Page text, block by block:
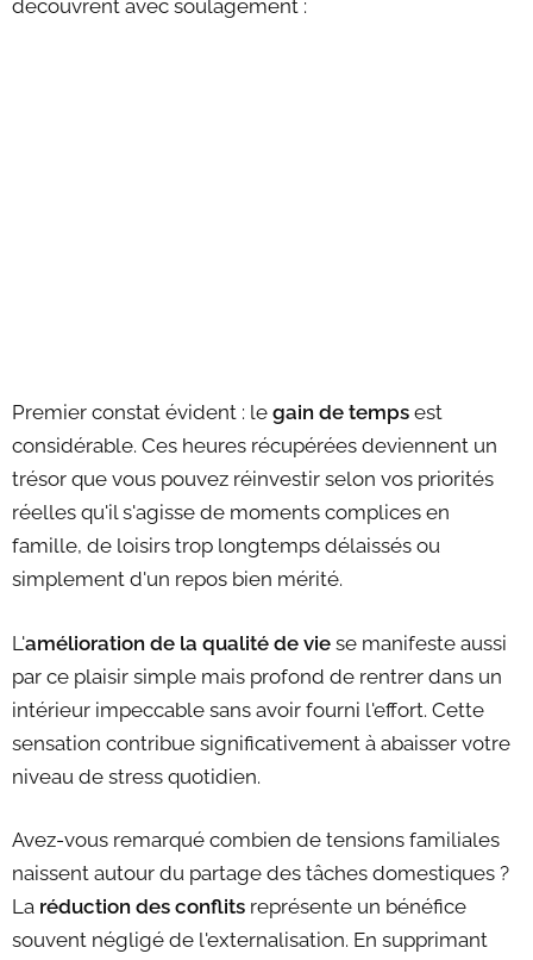
découvrent avec soulagement :
Premier constat évident : le gain de temps est
considérable. Ces heures récupérées deviennent un
trésor que vous pouvez réinvestir selon vos priorités
réelles qu'il s'agisse de moments complices en
famille, de loisirs trop longtemps délaissés ou
simplement d'un repos bien mérité.
L'amélioration de la qualité de vie se manifeste aussi
par ce plaisir simple mais profond de rentrer dans un
intérieur impeccable sans avoir fourni l'effort. Cette
sensation contribue significativement à abaisser votre
niveau de stress quotidien.
Avez-vous remarqué combien de tensions familiales
naissent autour du partage des tâches domestiques ?
La réduction des conflits représente un bénéfice
souvent négligé de l'externalisation. En supprimant